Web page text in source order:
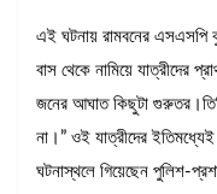
এই ঘটনায় রামবনের এসএসপি
বাস থেকে নামিয়ে যাত্রীদের
জনের আঘাত কিছুটা
না।” ওই যাত্রীদের ইতিমধ্যেই
ঘটনাস্থলে গিয়েছেন পুলিশ-